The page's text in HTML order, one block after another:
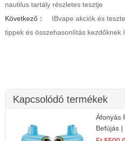
nautilus tartály részletes tesztje
Következő：
IBvape akciók és
tippek és összehasonlítás kezdőknek
Kapcsolódó termékek
Áfonyás
Befújás